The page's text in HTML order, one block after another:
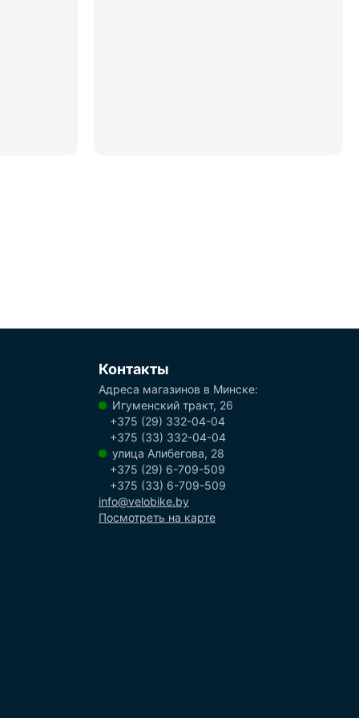
Контакты
Адреса магазинов в Минске:
Игуменский тракт, 26
+375 (29) 332-04-04
+375 (33) 332-04-04
улица Алибегова, 28
+375 (29) 6-709-509
+375 (33) 6-709-509
info@velobike.by
Посмотреть на карте